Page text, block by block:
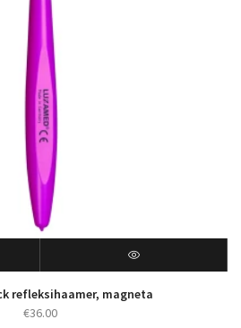
refleksihaamer, magneta
€36.00